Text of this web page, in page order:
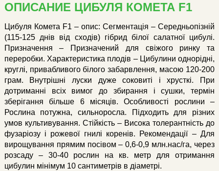
ОПИСАНИЕ ЦИБУЛЯ КОМЕТА F1
Цибуля Комета F1 – опис: Сегментація – Середньопізній
(115-125 днів від сходів) гібрид білої салатної цибулі.
Призначення – Призначений для свіжого ринку та
переробки. Характеристика плодів – Цибулини однорідні,
круглі, привабливого білого забарвлення, масою 120-200
грам. Внутрішні луски дуже соковиті і хрусткі. При
дотриманні всіх вимог до збирання і сушки, термін
зберігання більше 6 місяців. Особливості рослини –
Рослина потужна, сильноросла. Підходить для різних
умов культивування. Стійкість – Висока толерантність до
фузаріозу і рожевої гнилі коренів. Рекомендації – Для
вирощування прямим посівом – 0,6-0,9 млн.нас/га, через
розсаду – 30-40 рослин на кв. метр для отримання
цибулин мінімум 10 сантиметрів в діаметрі.